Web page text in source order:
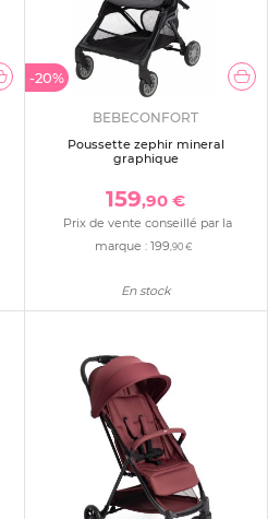
-20%
BEBECONFORT
Poussette zephir mineral
graphique
159,90 €
Prix de vente conseillé par la
marque : 199,90 €
En stock